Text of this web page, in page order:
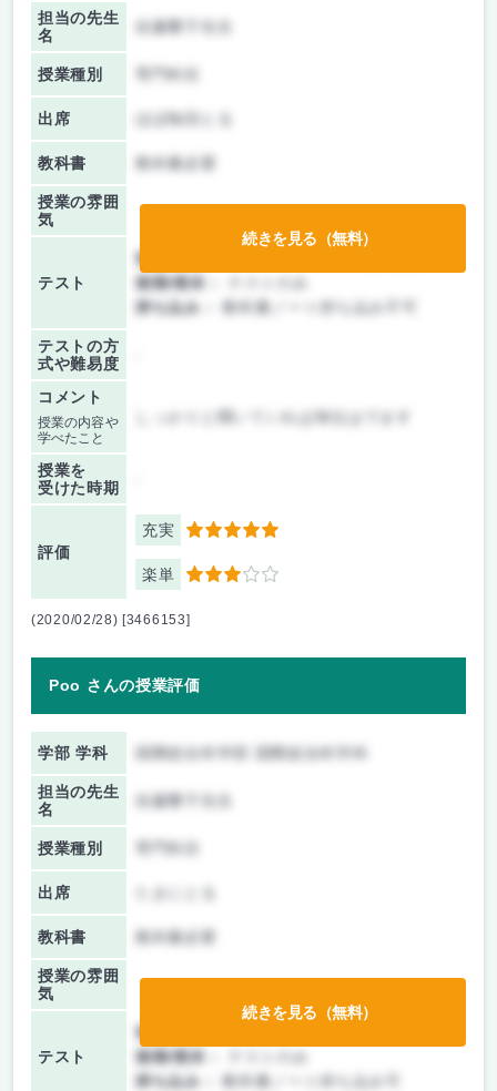
担当の先生
名
佐藤響子先生
授業種別
出席 ほぼ毎回とる
教科書 教科書必要
授業の雰囲
気
テスト
前期/中間：
後期/期末：
持ち込み：
教科書ノート持ち込み不可
テストの方
式や難易度
コメント
授業の内容や
学べたこと
授業を
受けた時期
評価
充実 5
楽単 3
続きを見る（無料）
(2020/02/28) [3466153]
Poo さんの授業評価
学部 学科 国際総合科学部 国際総合科学科
担当の先生
名
佐藤響子先生
授業種別
出席
教科書 教科書必要
授業の雰囲
気
テスト
前期/中間：
後期/期末：
持ち込み：
教科書ノート持ち込み可
続きを見る（無料）